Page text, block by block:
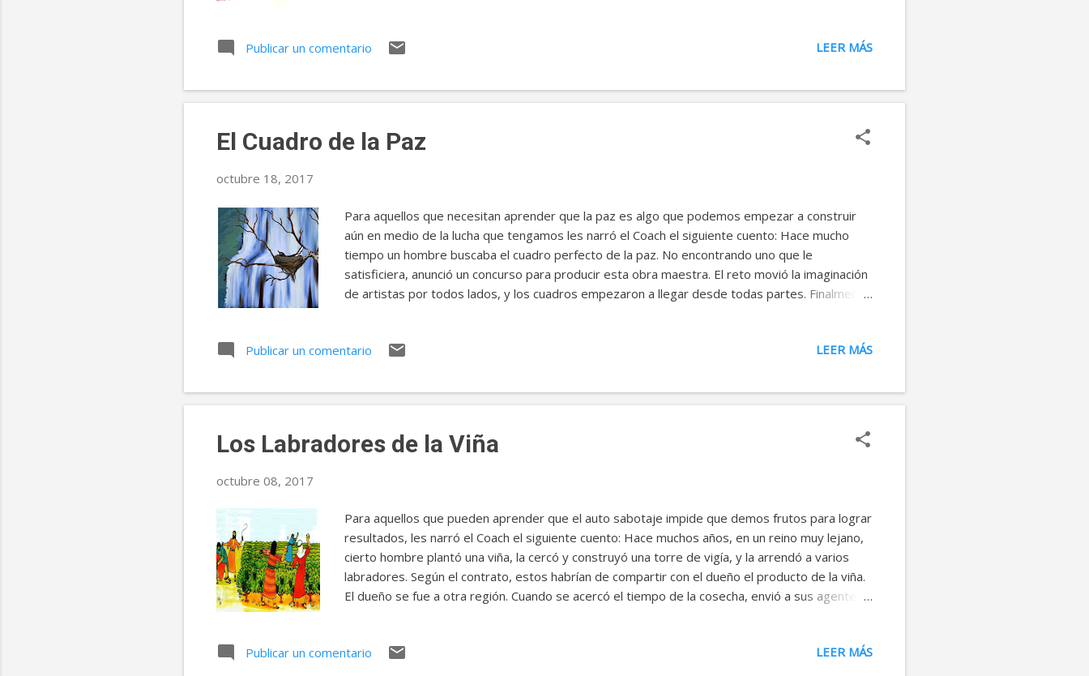
que le encantaba la jardinería, como al emperador. Plantó su semilla, pero no logró germinarla.
y exóticas plantas. El joven estaba muy triste, pues su semilla nunca germinó. Pasados los seis
meses, el joven no quería ir al palacio, avergonzado de ...
Publicar un comentario LEER MÁS
El Cuadro de la Paz
octubre 18, 2017
Para aquellos que necesitan aprender que la paz es algo que podemos empezar a construir
aún en medio de la lucha que tengamos les narró el Coach el siguiente cuento: Hace mucho
tiempo un hombre buscaba el cuadro perfecto de la paz. No encontrando uno que le
satisficiera, anunció un concurso para producir esta obra maestra. El reto movió la imaginación
de artistas por todos lados, y los cuadros empezaron a llegar desde todas partes. Finalmente
Solo quedaban dos cuadros por descubrir. Mientras un juez quitaba la cubierta de uno, un gran
suave sombra del cielo al atardecer. A lo largo de las verdes orillas, un rebaño de ovejas se
alimentaban sin disturbio. Seguramente este cuadro era el ganador. El hombre...
Publicar un comentario LEER MÁS
Los Labradores de la Viña
octubre 08, 2017
Para aquellos que pueden aprender que el auto sabotaje impide que demos frutos para lograr
resultados, les narró el Coach el siguiente cuento: Hace muchos años, en un reino muy lejano,
cierto hombre plantó una viña, la cercó y construyó una torre de vigía, y la arrendó a varios
labradores. Según el contrato, estos habrían de compartir con el dueño el producto de la viña.
El dueño se fue a otra región. Cuando se acercó el tiempo de la cosecha, envió a sus agentes a
cobrar, pero éstos corrieron la misma suerte. Por último, envió a su hijo con la esperanza de
Publicar un comentario LEER MÁS